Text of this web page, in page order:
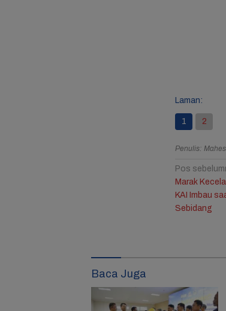
Laman:
1 2
Penulis:
pos
Pos
Marak
KAI Imbau
Sebidang
Baca Juga